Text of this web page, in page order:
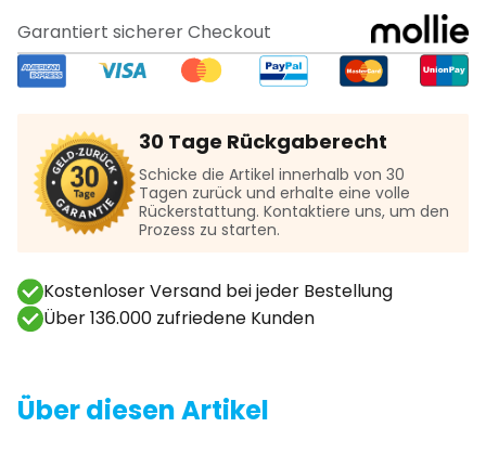
Garantiert sicherer Checkout
30 Tage Rückgaberecht
Schicke die Artikel innerhalb von 30
Tagen zurück und erhalte eine volle
Rückerstattung. Kontaktiere uns, um den
Prozess zu starten.
Kostenloser Versand bei jeder Bestellung
Über 136.000 zufriedene Kunden
Über diesen Artikel